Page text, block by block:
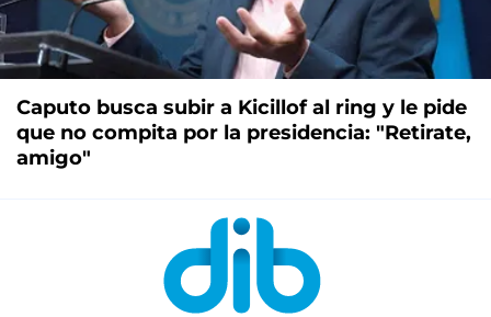
Caputo busca subir a Kicillof al ring y le pide
que no compita por la presidencia: "Retirate,
amigo"